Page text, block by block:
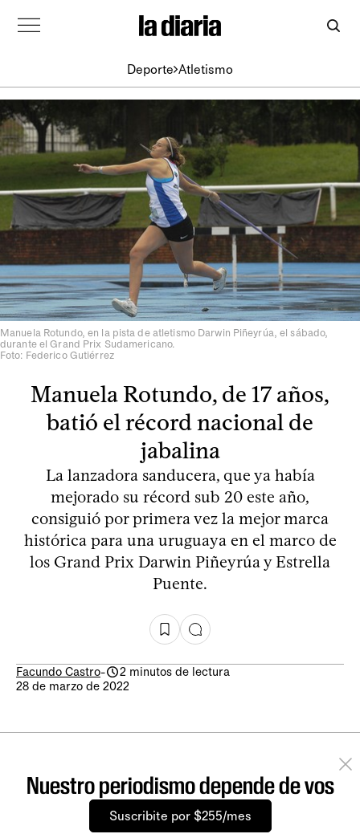
Deporte Atletismo
Manuela Rotundo, en la pista de atletismo Darwin Piñeyrúa, el sábado,
durante el Grand Prix Sudamericano.
Foto: Federico Gutiérrez
Manuela Rotundo, de 17 años,
batió el récord nacional de
jabalina
La lanzadora sanducera, que ya había
mejorado su récord sub 20 este año,
consiguió por primera vez la mejor marca
histórica para una uruguaya en el marco de
los Grand Prix Darwin Piñeyrúa y Estrella
Puente.
Facundo Castro-
2 minutos de lectura
28 de marzo de 2022
Nuestro periodismo depende de vos
Suscribite por $255/mes